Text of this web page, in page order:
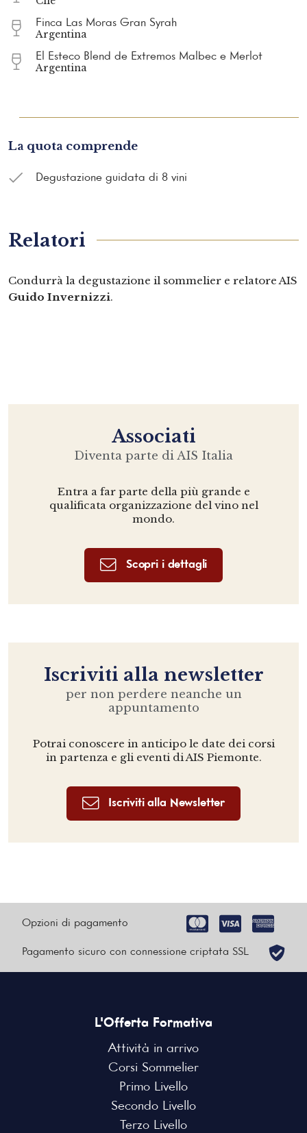
Finca Las Moras Gran Syrah
Argentina
El Esteco Blend de Extremos Malbec e Merlot
Argentina
La quota comprende
Degustazione guidata di 8 vini
Relatori
Condurrà la degustazione il sommelier e relatore AIS
Guido Invernizzi.
Associati
Diventa parte di AIS Italia
Entra a far parte della più grande e
qualificata organizzazione del vino nel
mondo.
Scopri i dettagli
Iscriviti alla newsletter
per non perdere neanche un
appuntamento
Potrai conoscere in anticipo le date dei corsi
in partenza e gli eventi di AIS Piemonte.
Iscriviti alla Newsletter
Opzioni di pagamento
Pagamento sicuro con connessione criptata SSL
L'Offerta Formativa
Attività in arrivo
Corsi Sommelier
Primo Livello
Secondo Livello
Terzo Livello